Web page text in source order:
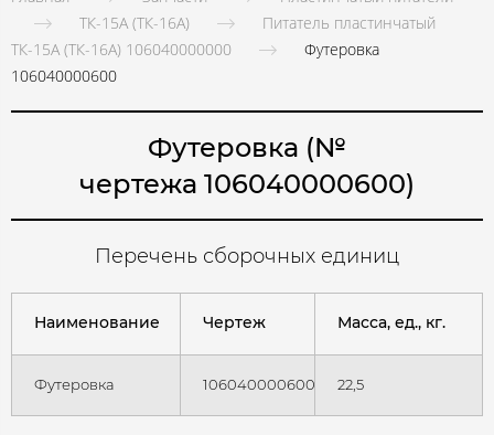
ТК-15А (ТК-16А)
Питатель пластинчатый
ТК-15А (ТК-16А) 106040000000
Футеровка
106040000600
Футеровка (№
чертежа 106040000600)
Перечень сборочных единиц
Наименование Чертеж Масса, ед., кг.
Футеровка 106040000600 22,5